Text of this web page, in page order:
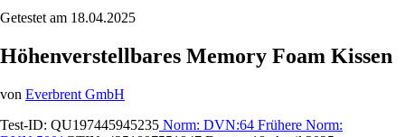
Getestet am 18.04.2025
Höhenverstellbares Memory Foam Kissen
von Everbrent GmbH
Test-ID: QU197445945235 Norm: DVN:64 Frühere Norm: